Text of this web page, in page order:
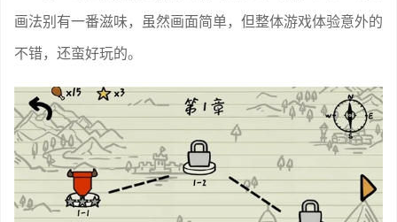
画法别有一番滋味，虽然画面简单，但整体游戏体验意外的
不错，还蛮好玩的。